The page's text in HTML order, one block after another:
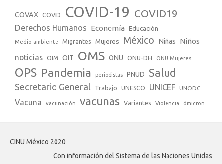
COVAX COVID COVID-19 COVID19
Derechos Humanos Economía Educación
Medio ambiente Migrantes Mujeres México Niñas Niños
noticias OIM OIT OMS ONU ONU-DH ONU Mujeres
OPS Pandemia periodistas PNUD Salud
Secretario General Trabajo UNESCO UNICEF UNODC
Vacuna vacunación vacunas Variantes Violencia ómicron
CINU México 2020
Con información del Sistema de las Naciones Unidas